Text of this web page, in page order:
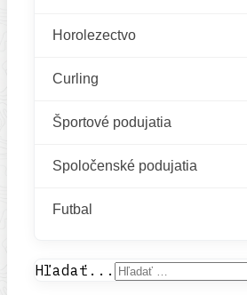
Horolezectvo
Curling
Športové podujatia
Spoločenské podujatia
Futbal
Hľadať...